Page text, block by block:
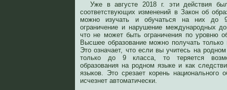
Уже в августе 2018 г. эти действия
соответствующих изменений в Закон об
можно изучать и обучаться на них до
ограничение и нарушение международных
что не может быть ограничения по уровню
Высшее образование можно получать только
Это означает, что если вы учитесь на
только до 9 класса, то теряется
образования на родном языке и как
языков. Это срезает корень национального
исчезнет автоматически.